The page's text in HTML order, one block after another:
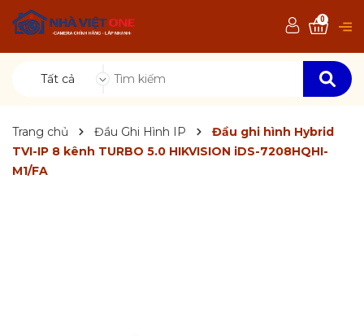
Tất cả
0
Trang chủ Đầu Ghi Hình IP
Đầu ghi hình Hybrid
TVI-IP 8 kênh TURBO 5.0 HIKVISION iDS-7208HQHI-
M1/FA